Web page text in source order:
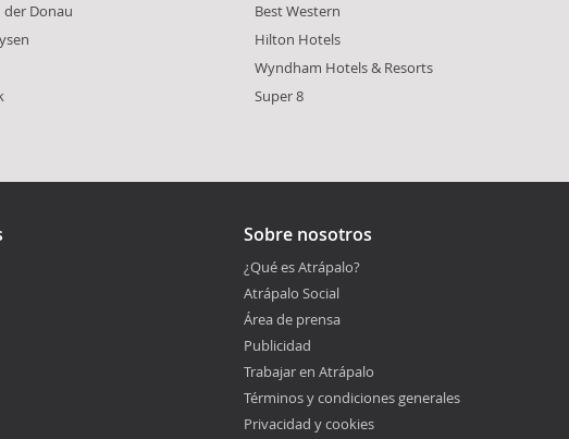
der Donau
Best Western
Hilton Hotels
Wyndham Hotels & Resorts
Super 8
Sobre nosotros
¿Qué es Atrápalo?
Atrápalo Social
Área de prensa
Publicidad
Trabajar en Atrápalo
Términos y condiciones generales
Privacidad y cookies